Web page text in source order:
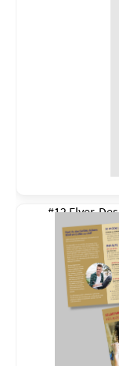
#12 Flyer-